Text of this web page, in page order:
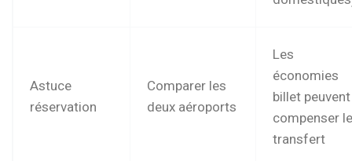
Astuce
réservation
Comparer les
deux aéroports
Les
économies
billet peuvent
compenser
transfert